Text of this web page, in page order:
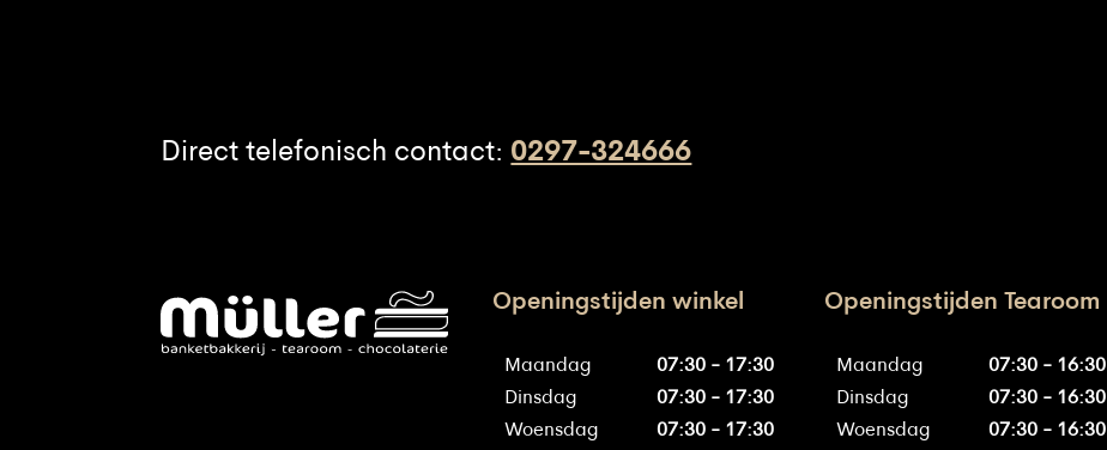
Direct telefonisch contact: 0297-324666
Openingstijden winkel
Maandag
07:30 - 17:30
Dinsdag
07:30 - 17:30
Woensdag
07:30 - 17:30
Openingstijden Tearoom
Maandag
07:30 - 16:30
Dinsdag
07:30 - 16:30
Woensdag
07:30 - 16:30